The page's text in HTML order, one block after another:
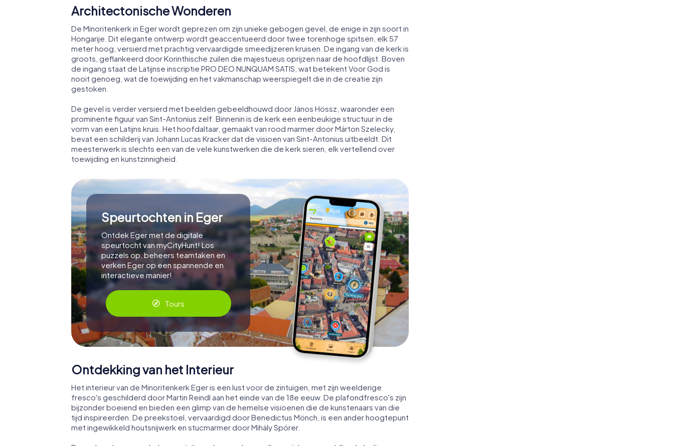
Architectonische Wonderen
De Minoritenkerk in Eger wordt geprezen om zijn unieke gebogen gevel, de enige in zijn soort in
Hongarije. Dit elegante ontwerp wordt geaccentueerd door twee torenhoge spitsen, elk 57
meter hoog, versierd met prachtig vervaardigde smeedijzeren kruisen. De ingang van de kerk is
groots, geflankeerd door Korinthische zuilen die majestueus oprijzen naar de hoofdlijst. Boven
de ingang staat de Latijnse inscriptie PRO DEO NUNQUAM SATIS, wat betekent Voor God is
nooit genoeg, wat de toewijding en het vakmanschap weerspiegelt die in de creatie zijn
gestoken.
De gevel is verder versierd met beelden gebeeldhouwd door János Hössz, waaronder een
prominente figuur van Sint-Antonius zelf. Binnenin is de kerk een eenbeukige structuur in de
vorm van een Latijns kruis. Het hoofdaltaar, gemaakt van rood marmer door Márton Szelecky,
bevat een schilderij van Johann Lucas Kracker dat de visioen van Sint-Antonius uitbeeldt. Dit
meesterwerk is slechts een van de vele kunstwerken die de kerk sieren, elk vertellend over
toewijding en kunstzinnigheid.
Speurtochten in Eger
Ontdek Eger met de digitale
speurtocht van myCityHunt! Los
puzzels op, beheers teamtaken en
verken Eger op een spannende en
interactieve manier!
Tours
Ontdekking van het Interieur
Het interieur van de Minoritenkerk Eger is een lust voor de zintuigen, met zijn weelderige
fresco's geschilderd door Martin Reindl aan het einde van de 18e eeuw. De plafondfresco's zijn
bijzonder boeiend en bieden een glimp van de hemelse visioenen die de kunstenaars van die
tijd inspireerden. De preekstoel, vervaardigd door Benedictus Mönch, is een ander hoogtepunt
met ingewikkeld houtsnijwerk en stucmarmer door Mihály Spórer.